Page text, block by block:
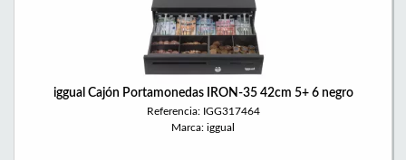
iggual Cajón Portamonedas IRON-35 42cm 5+ 6 negro
Referencia: IGG317464
Marca: iggual